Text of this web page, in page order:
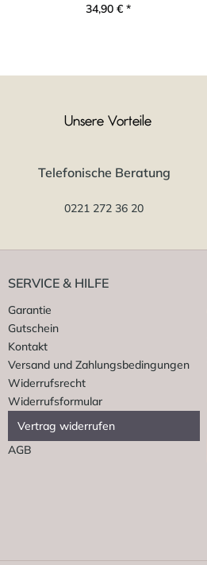
34,90 € *
Unsere Vorteile
Telefonische Beratung
0221 272 36 20
SERVICE & HILFE
Garantie
Gutschein
Kontakt
Versand und Zahlungsbedingungen
Widerrufsrecht
Widerrufsformular
Vertrag widerrufen
AGB